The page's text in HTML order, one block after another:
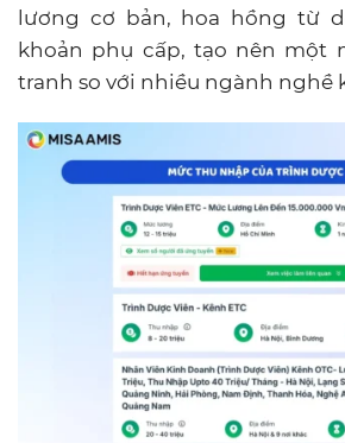
lương cơ bản, hoa hồng từ
khoản phụ cấp, tạo nên một
tranh so với nhiều ngành nghề